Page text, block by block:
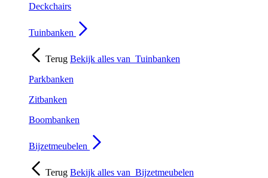
Deckchairs
Tuinbanken
Terug Bekijk alles van Tuinbanken
Parkbanken
Zitbanken
Boombanken
Bijzetmeubelen
Terug Bekijk alles van Bijzetmeubelen